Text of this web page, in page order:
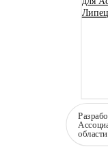
области